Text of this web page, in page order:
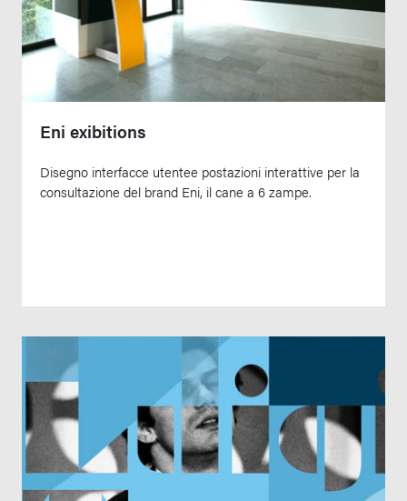
Eni exibitions
Disegno interfacce utentee postazioni interattive per la
consultazione del brand Eni, il cane a 6 zampe.